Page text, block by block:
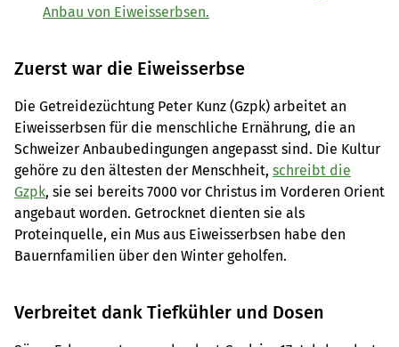
Anbau von Eiweisserbsen.
Zuerst war die Eiweisserbse
Die Getreidezüchtung Peter Kunz (Gzpk) arbeitet an
Eiweisserbsen für die menschliche Ernährung, die an
Schweizer Anbaubedingungen angepasst sind. Die Kultur
gehöre zu den ältesten der Menschheit, schreibt die
Gzpk, sie sei bereits 7000 vor Christus im Vorderen Orient
angebaut worden. Getrocknet dienten sie als
Proteinquelle, ein Mus aus Eiweisserbsen habe den
Bauernfamilien über den Winter geholfen.
Verbreitet dank Tiefkühler und Dosen